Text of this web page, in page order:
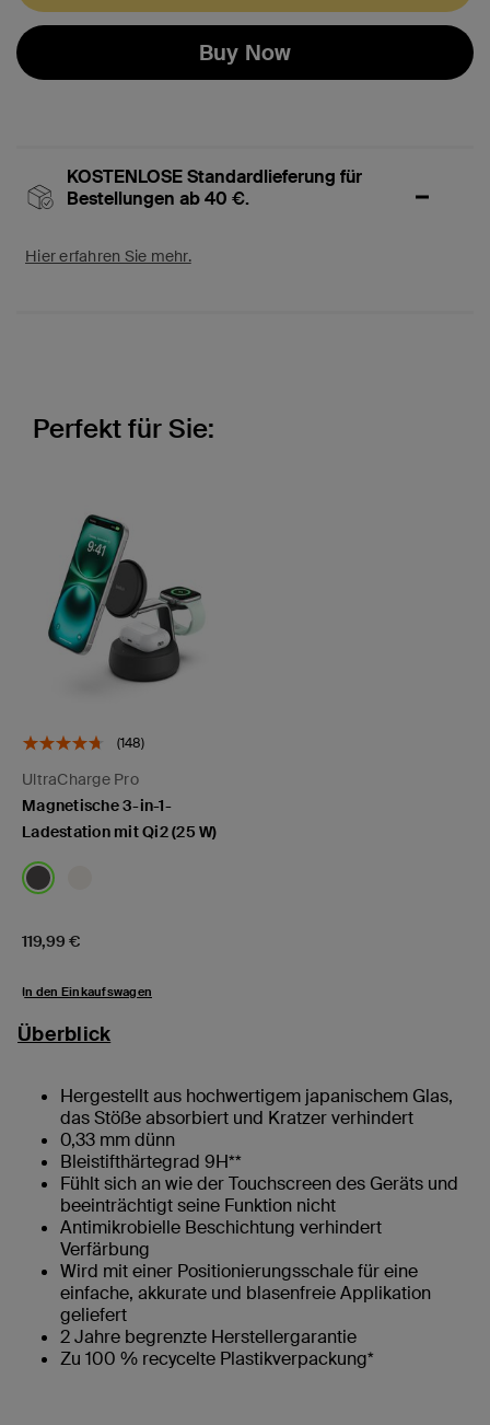
Buy Now
KOSTENLOSE Standardlieferung für
Bestellungen ab 40 €.
Hier erfahren Sie mehr.
Perfekt für Sie:
(148)
UltraCharge Pro
Magnetische 3-in-1-
Ladestation mit Qi2 (25 W)
Price:
119,99 €
In den Einkaufswagen
Überblick
Hergestellt aus hochwertigem japanischem Glas,
das Stöße absorbiert und Kratzer verhindert
0,33 mm dünn
Bleistifthärtegrad 9H**
Fühlt sich an wie der Touchscreen des Geräts und
beeinträchtigt seine Funktion nicht
Antimikrobielle Beschichtung verhindert
Verfärbung
Wird mit einer Positionierungsschale für eine
einfache, akkurate und blasenfreie Applikation
geliefert
2 Jahre begrenzte Herstellergarantie
Zu 100 % recycelte Plastikverpackung*